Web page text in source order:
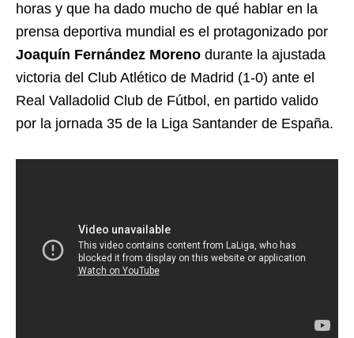
horas y que ha dado mucho de qué hablar en la
prensa deportiva mundial es el protagonizado por
Joaquín Fernández Moreno durante la ajustada
victoria del Club Atlético de Madrid (1-0) ante el
Real Valladolid Club de Fútbol, en partido valido
por la jornada 35 de la Liga Santander de España.